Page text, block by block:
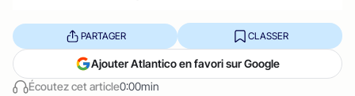
Écoutez cet article0:00min
PARTAGER CLASSER
Ajouter Atlantico en favori sur Google